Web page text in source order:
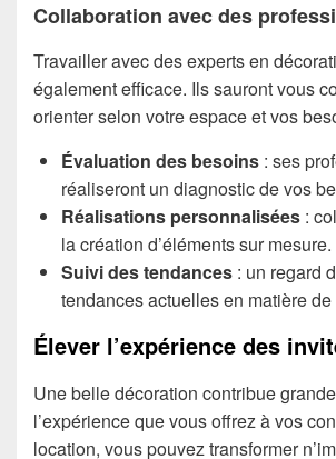
Collaboration avec des
Travailler avec des experts en
également efficace. Ils sauront vous
orienter selon votre espace et vos
Évaluation des besoins : ses
réaliseront un diagnostic de vos
Réalisations personnalisées :
la création d’éléments sur mesure.
Suivi des tendances : un regard
tendances actuelles en matière
Élever l’expérience des
Une belle décoration contribue
l’expérience que vous offrez à vos
location, vous pouvez transformer